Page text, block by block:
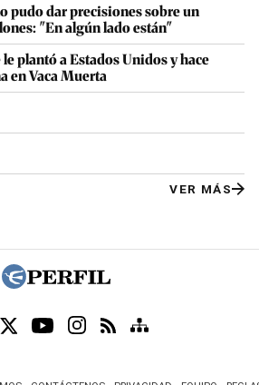
pudo dar precisiones sobre un
"En algún lado están"
plantó a Estados Unidos y hace
en Vaca Muerta
VER MÁS